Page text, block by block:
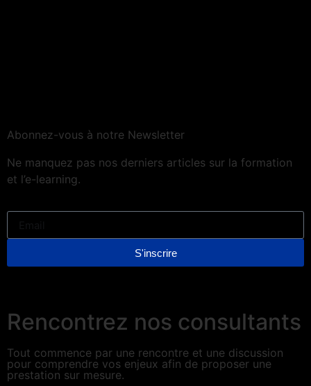
Abonnez-vous à notre Newsletter
Ne manquez pas nos derniers articles sur la formation
et l’e-learning.
S'inscrire
Rencontrez nos consultants
Tout commence par une rencontre et une discussion
pour comprendre vos enjeux afin de proposer une
prestation sur mesure.